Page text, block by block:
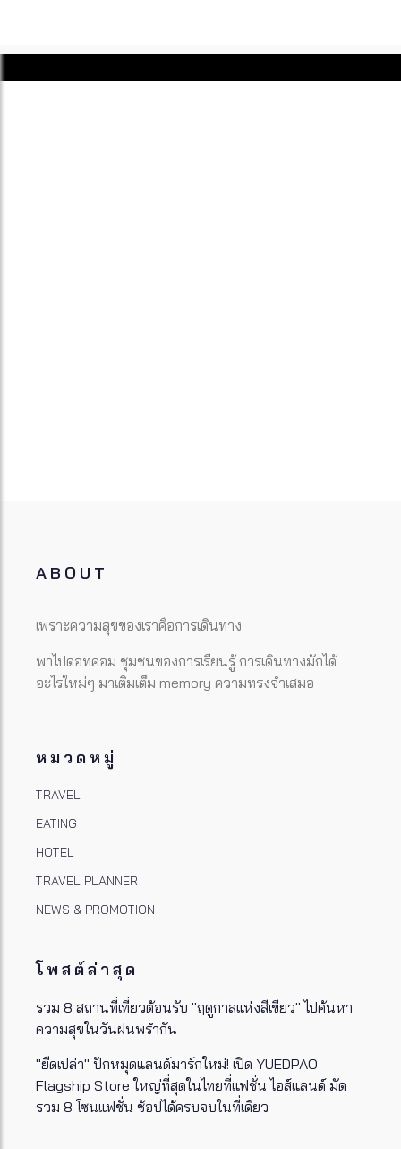
ABOUT
เพราะความสุขของเราคือการเดินทาง
พาไปดอทคอม ชุมชนของการเรียนรู้ การเดินทางมักได้
อะไรใหม่ๆ มาเติมเต็ม memory ความทรงจำเสมอ
หมวดหมู่
TRAVEL
EATING
HOTEL
TRAVEL PLANNER
NEWS & PROMOTION
โพสต์ล่าสุด
รวม 8 สถานที่เที่ยวต้อนรับ "ฤดูกาลแห่งสีเขียว" ไปค้นหา
ความสุขในวันฝนพรำกัน
"ยืดเปล่า" ปักหมุดแลนด์มาร์กใหม่! เปิด YUEDPAO
Flagship Store ใหญ่ที่สุดในไทยที่แฟชั่น ไอส์แลนด์ มัด
รวม 8 โซนแฟชั่น ช้อปได้ครบจบในที่เดียว